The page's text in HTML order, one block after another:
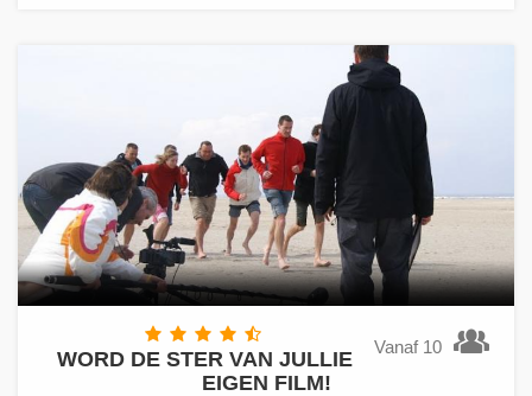
Vanaf 10
WORD DE STER VAN JULLIE
EIGEN FILM!